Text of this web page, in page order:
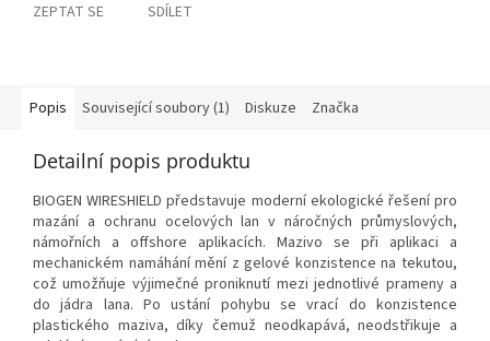
ZEPTAT SE SDÍLET
Popis Související soubory (1) Diskuze Značka
Detailní popis produktu
BIOGEN WIRESHIELD představuje moderní ekologické řešení pro
mazání a ochranu ocelových lan v náročných průmyslových,
námořních a offshore aplikacích. Mazivo se při aplikaci a
mechanickém namáhání mění z gelové konzistence na tekutou,
což umožňuje výjimečné proniknutí mezi jednotlivé prameny a
do jádra lana. Po ustání pohybu se vrací do konzistence
plastického maziva, díky čemuž neodkapává, neodstřikuje a